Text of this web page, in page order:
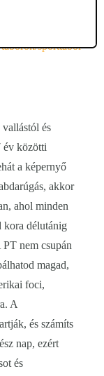
(PT) hétnapos
amelyről itt
sporttabor-
és
év közötti
a képernyő
akkor
ahol minden
kora délutánig
nem csupán
magad,
foci,
A
és számíts
nap, ezért
és